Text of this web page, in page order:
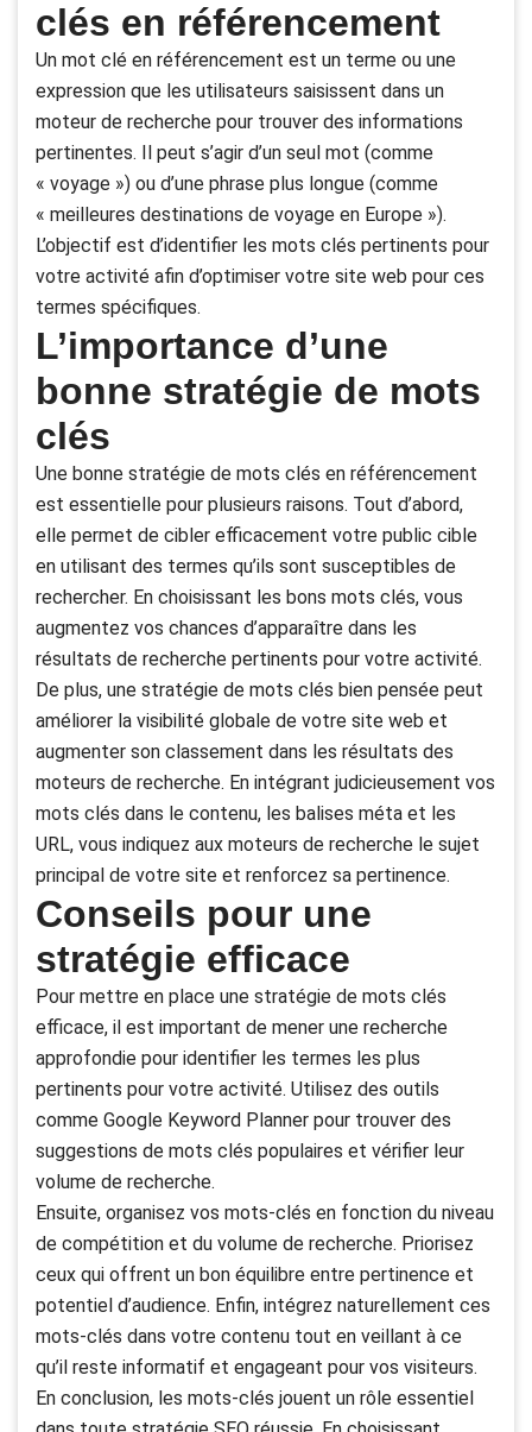
clés en référencement
Un mot clé en référencement est un terme ou une
expression que les utilisateurs saisissent dans un
moteur de recherche pour trouver des informations
pertinentes. Il peut s’agir d’un seul mot (comme
« voyage ») ou d’une phrase plus longue (comme
« meilleures destinations de voyage en Europe »).
L’objectif est d’identifier les mots clés pertinents pour
votre activité afin d’optimiser votre site web pour ces
termes spécifiques.
L’importance d’une
bonne stratégie de mots
clés
Une bonne stratégie de mots clés en référencement
est essentielle pour plusieurs raisons. Tout d’abord,
elle permet de cibler efficacement votre public cible
en utilisant des termes qu’ils sont susceptibles de
rechercher. En choisissant les bons mots clés, vous
augmentez vos chances d’apparaître dans les
résultats de recherche pertinents pour votre activité.
De plus, une stratégie de mots clés bien pensée peut
améliorer la visibilité globale de votre site web et
augmenter son classement dans les résultats des
moteurs de recherche. En intégrant judicieusement vos
mots clés dans le contenu, les balises méta et les
URL, vous indiquez aux moteurs de recherche le sujet
principal de votre site et renforcez sa pertinence.
Conseils pour une
stratégie efficace
Pour mettre en place une stratégie de mots clés
efficace, il est important de mener une recherche
approfondie pour identifier les termes les plus
pertinents pour votre activité. Utilisez des outils
comme Google Keyword Planner pour trouver des
suggestions de mots clés populaires et vérifier leur
volume de recherche.
Ensuite, organisez vos mots-clés en fonction du niveau
de compétition et du volume de recherche. Priorisez
ceux qui offrent un bon équilibre entre pertinence et
potentiel d’audience. Enfin, intégrez naturellement ces
mots-clés dans votre contenu tout en veillant à ce
qu’il reste informatif et engageant pour vos visiteurs.
En conclusion, les mots-clés jouent un rôle essentiel